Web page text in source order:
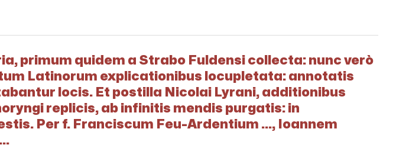
primum quidem a Strabo Fuldensi collecta: nunc verò
Latinorum explicationibus locupletata: annotatis
locis. Et postilla Nicolai Lyrani, additionibus
replicis, ab infinitis mendis purgatis: in
Per f. Franciscum Feu-Ardentium ..., Ioannem